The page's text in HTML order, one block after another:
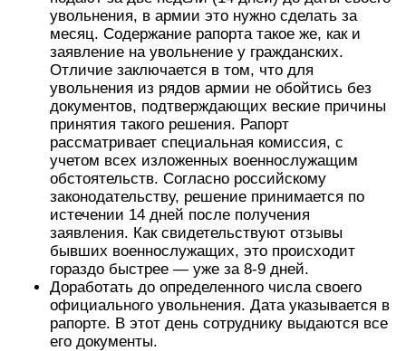
увольнения, в армии это нужно сделать за
месяц. Содержание рапорта такое же, как и
заявление на увольнение у гражданских.
Отличие заключается в том, что для
увольнения из рядов армии не обойтись без
документов, подтверждающих веские причины
принятия такого решения. Рапорт
рассматривает специальная комиссия, с
учетом всех изложенных военнослужащим
обстоятельств. Согласно российскому
законодательству, решение принимается по
истечении 14 дней после получения
заявления. Как свидетельствуют отзывы
бывших военнослужащих, это происходит
гораздо быстрее — уже за 8-9 дней.
Доработать до определенного числа своего
официального увольнения. Дата указывается в
рапорте. В этот день сотруднику выдаются все
его документы.